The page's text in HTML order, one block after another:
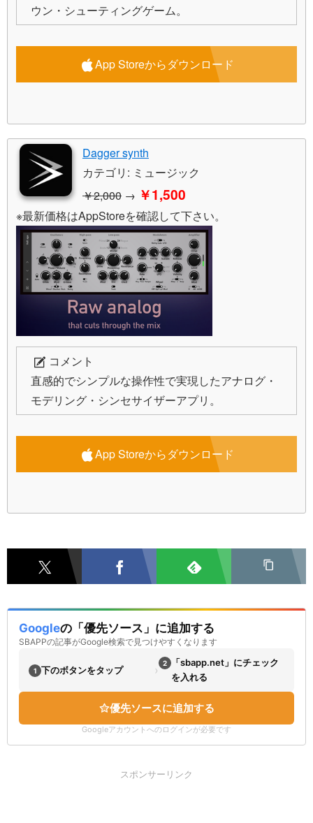
ウン・シューティングゲーム。
App Storeからダウンロード
Dagger synth
カテゴリ: ミュージック
￥2,000 → ￥1,500
※最新価格はAppStoreを確認して下さい。
コメント
直感的でシンプルな操作性で実現したアナログ・
モデリング・シンセサイザーアプリ。
App Storeからダウンロード
Googleの「優先ソース」に追加する
SBAPPの記事がGoogle検索で見つけやすくなります
1 下のボタンをタップ › 2
「sbapp.net」にチェック
を入れる
優先ソースに追加する
Googleアカウントへのログインが必要です
スポンサーリンク